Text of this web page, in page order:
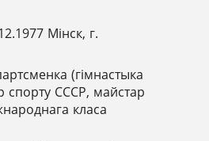
Мінск, г.
(гімнастыка
спорту СССР, майстар
класа